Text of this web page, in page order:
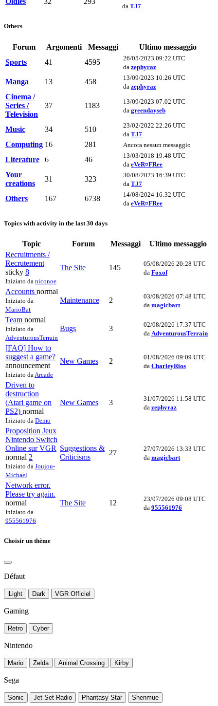
da TJ7
Others
Forum Argomenti Messaggi
Ultimo messaggio
Sports
41 4595
26/05/2023 09:22 UTC
da zephyraz
Manga 13 458
13/09/2023 10:26 UTC
da zephyraz
Cinema /
Series /
Television
37 1183
13/09/2023 07:02 UTC
da greendayseb
Music 34 510
23/02/2022 22:26 UTC
da TJ7
Computing 16 281 Ancora nessun messaggio
Literature 6 46
13/03/2018 19:48 UTC
da eVeR¤FRee
Your
creations
31 323
30/08/2023 16:39 UTC
da TJ7
Others 167 6738
14/08/2024 16:32 UTC
da eVeR¤FRee
Topics with activity in the last 30 days
Topic Forum Messaggi
Ultimo messaggio
Recruitments /
Recrutement
sticky 8
Iniziato da niconoe
The Site 145
05/08/2026 20:28 UTC
da Foxof
Accounts normal
Iniziato da
MarioBat
Maintenance 2
03/08/2026 07:48 UTC
da magicbart
Team normal
Iniziato da
AdventurousTerrain
Bugs 3
02/08/2026 17:37 UTC
da AdventurousTerrain
[FAQ] How to
suggest a game?
announcement
Iniziato da Arcade
New Games 2
01/08/2026 09:09 UTC
da CharleyRios
Driven to
destruction
(Atari game on
PS2) normal
Iniziato da Demo
New Games 3
31/07/2026 11:58 UTC
da zephyraz
Proposition Jeux
Nintendo Switch
Online sur VGR
normal 2
Iniziato da Joujou-
Michael
Suggestions &
Criticisms
27
27/07/2026 13:33 UTC
da magicbart
Network error.
Please try again.
normal
Iniziato da
955561976
The Site 12
23/07/2026 09:08 UTC
da 955561976
Choisir un thème
Défaut
Light Dark VGR Officiel
Gaming
Retro Cyber
Nintendo
Mario Zelda Animal Crossing Kirby
Sega
Sonic Jet Set Radio Phantasy Star Shenmue